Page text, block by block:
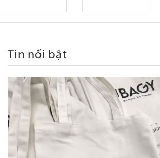
Tin nổi bật